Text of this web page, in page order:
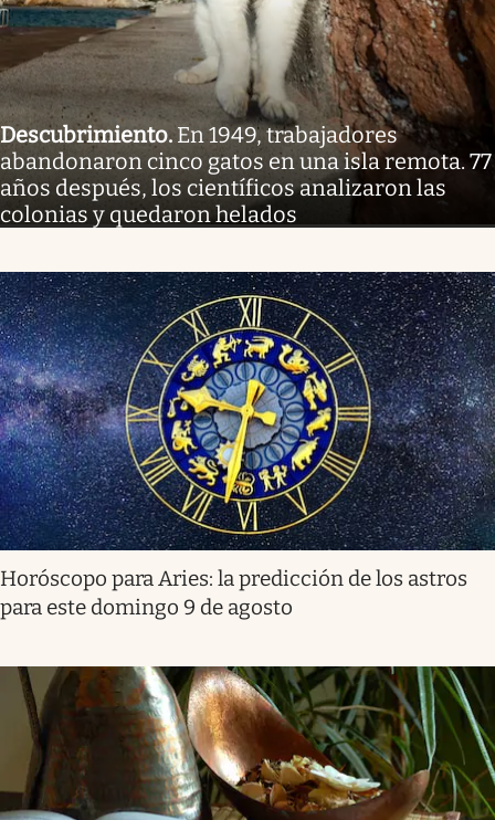
Descubrimiento.En 1949, trabajadores
abandonaron cinco gatos en una isla remota. 77
años después, los científicos analizaron las
colonias y quedaron helados
Horóscopo para Aries: la predicción de los astros
para este domingo 9 de agosto